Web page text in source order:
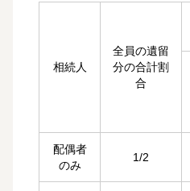
相続人
全員の遺留
分の合計割
合
配偶者
のみ
1/2